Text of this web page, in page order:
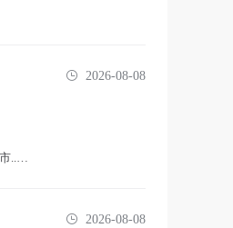
...(
2026-08-08
2026-08-08